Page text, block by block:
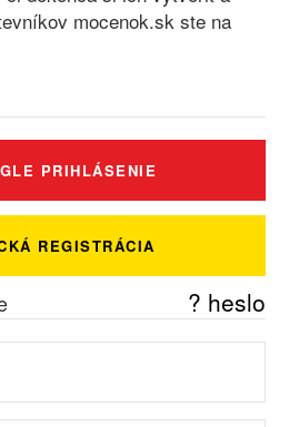
mocenok.sk ste na
PRIHLÁSENIE
REGISTRÁCIA
? heslo